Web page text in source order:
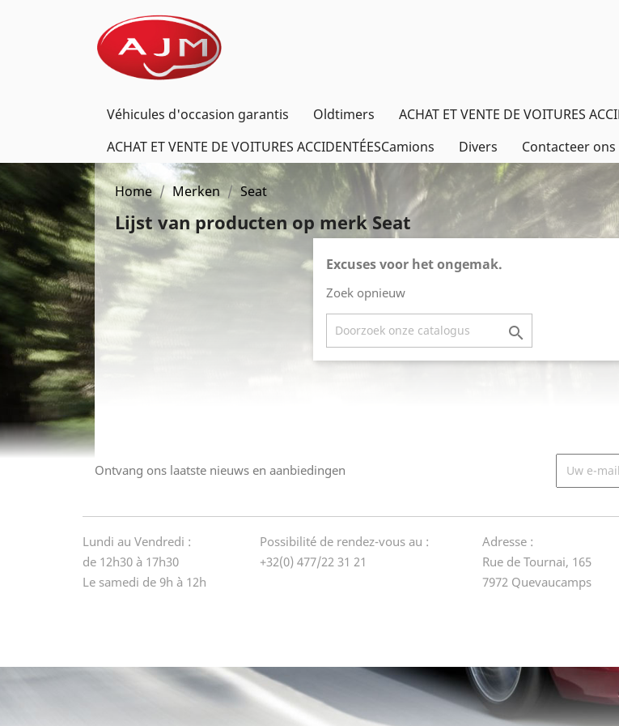
Véhicules d'occasion garantis Oldtimers ACHAT ET VENTE DE VOITURES
ACHAT ET VENTE DE VOITURES ACCIDENTÉESCamions
Divers Contacteer ons
Home Merken Seat
Lijst van producten op merk Seat
Excuses voor het ongemak.
Zoek opnieuw

Ontvang ons laatste nieuws en aanbiedingen
Lundi au Vendredi :
de 12h30 à 17h30
Le samedi de 9h à 12h
Possibilité de rendez-vous au :
+32(0) 477/22 31 21
Adresse :
Rue de Tournai, 165
7972 Quevaucamps